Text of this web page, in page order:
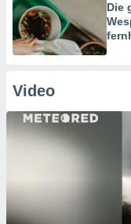
Die
Video